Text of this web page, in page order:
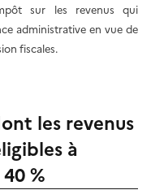
sur les revenus qui
administrative en vue de
fiscales.
les revenus
à
%